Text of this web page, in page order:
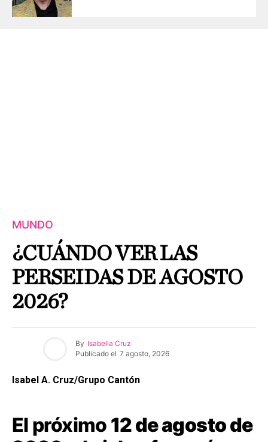
MUNDO
¿CUÁNDO VER LAS
PERSEIDAS DE AGOSTO
2026?
By Isabella Cruz
Publicado el 7 agosto, 2026
Isabel A. Cruz/Grupo Cantón
El próximo 12 de agosto de